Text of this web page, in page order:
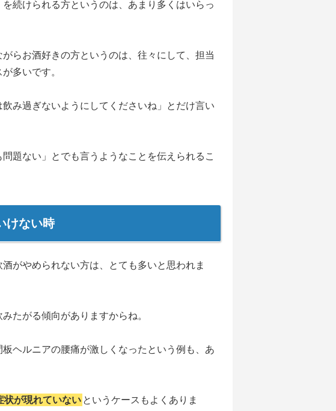
続けられる方というのは、あまり多くはいらっ
らお酒好きの方というのは、往々にして、担当
多いです。
み過ぎないようにしてくださいね」とだけ言い
題ない」とでも言うようなことを伝えられるこ
けない時
がやめられない方は、とても多いと思われま
たがる傾向がありますからね。
ヘルニアの腰痛が激しくなったという例も、あ
状が現れていない というケースもよくありま